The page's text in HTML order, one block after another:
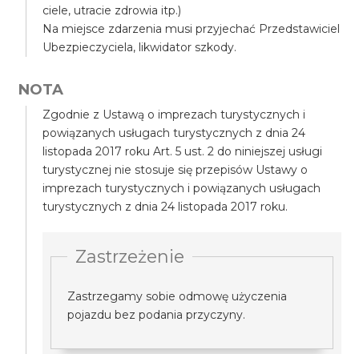
ciele, utracie zdrowia itp.)
Na miejsce zdarzenia musi przyjechać Przedstawiciel
Ubezpieczyciela, likwidator szkody.
NOTA
Zgodnie z Ustawą o imprezach turystycznych i
powiązanych usługach turystycznych z dnia 24
listopada 2017 roku Art. 5 ust. 2 do niniejszej usługi
turystycznej nie stosuje się przepisów Ustawy o
imprezach turystycznych i powiązanych usługach
turystycznych z dnia 24 listopada 2017 roku.
Zastrzeżenie
Zastrzegamy sobie odmowę użyczenia
pojazdu bez podania przyczyny.